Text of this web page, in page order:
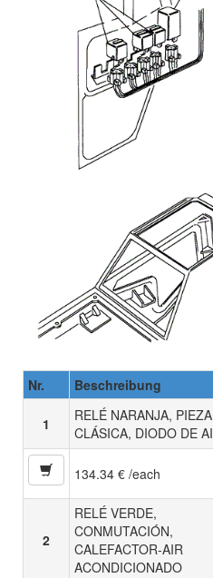
Nr. Beschreibung
1
RELÉ NARANJA, PIEZA
CLÁSICA, DIODO DE
134.34 € /each
2
RELÉ VERDE,
CONMUTACIÓN,
CALEFACTOR-AIR
ACONDICIONADO